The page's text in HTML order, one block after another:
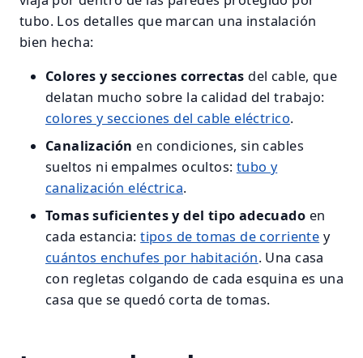
tubo. Los detalles que marcan una instalación
bien hecha:
Colores y secciones correctas del cable, que
delatan mucho sobre la calidad del trabajo:
colores y secciones del cable eléctrico.
Canalización en condiciones, sin cables
sueltos ni empalmes ocultos: tubo y
canalización eléctrica.
Tomas suficientes y del tipo adecuado en
cada estancia:tipos de tomas de corriente y
cuántos enchufes por habitación. Una casa
con regletas colgando de cada esquina es una
casa que se quedó corta de tomas.